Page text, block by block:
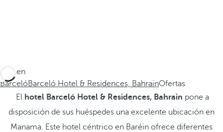
Está en
BarcelóBarceló Hotel & Residences, BahrainOfertas
El hotel Barceló Hotel & Residences, Bahrain pone a
disposición de sus huéspedes una excelente ubicación en
Manama. Este hotel céntrico en Baréin ofrece diferentes